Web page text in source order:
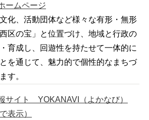
ームページ
化、活動団体など様々な有形・無形
区の宝」と位置づけ、地域と行政の
育成し、回遊性を持たせて一体的に
を通じて、魅力的で個性的なまちづ
す。
サイト YOKANAVI（よかなび）
表示）